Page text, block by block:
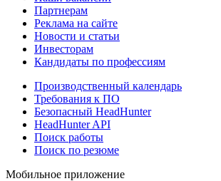
Партнерам
Реклама на сайте
Новости и статьи
Инвесторам
Кандидаты по профессиям
Производственный календарь
Требования к ПО
Безопасный HeadHunter
HeadHunter API
Поиск работы
Поиск по резюме
Мобильное приложение